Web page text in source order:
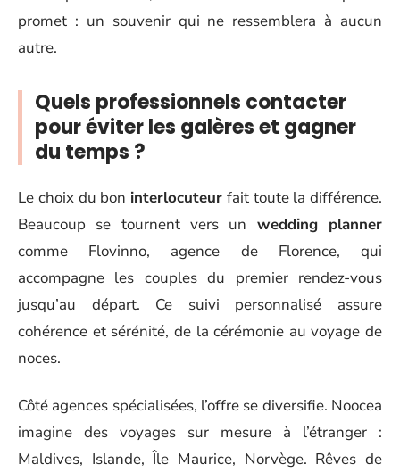
promet : un souvenir qui ne ressemblera à aucun
autre.
Quels professionnels contacter
pour éviter les galères et gagner
du temps ?
Le choix du bon interlocuteur fait toute la différence.
Beaucoup se tournent vers un wedding planner
comme Flovinno, agence de Florence, qui
accompagne les couples du premier rendez-vous
jusqu’au départ. Ce suivi personnalisé assure
cohérence et sérénité, de la cérémonie au voyage de
noces.
Côté agences spécialisées, l’offre se diversifie. Noocea
imagine des voyages sur mesure à l’étranger :
Maldives, Islande, Île Maurice, Norvège. Rêves de